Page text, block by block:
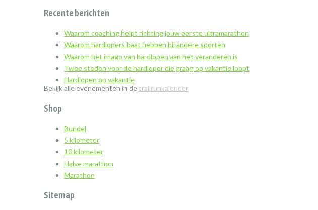
Recente berichten
Waarom coaching helpt richting jouw eerste ultramarathon
Waarom hardlopers baat hebben bij andere sporten
Waarom het imago van hardlopen aan het veranderen is
Twee steden voor de hardloper die graag op vakantie loopt
Hardlopen op vakantie
Bekijk alle evenementen in de trailrunkalender
Shop
Bundel
5 kilometer
10 kilometer
Halve marathon
Marathon
Sitemap